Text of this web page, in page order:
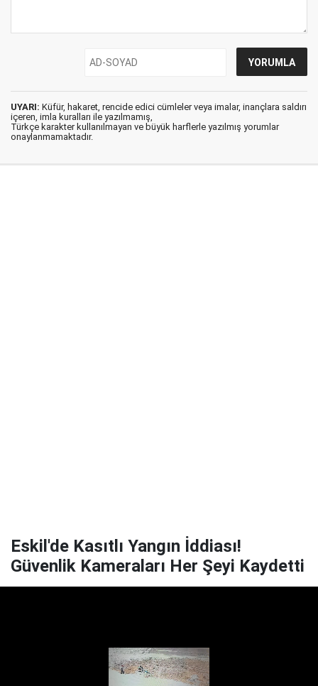
UYARI: Küfür, hakaret, rencide edici cümleler veya imalar, inançlara saldırı
içeren, imla kuralları ile yazılmamış,
Türkçe karakter kullanılmayan ve büyük harflerle yazılmış yorumlar
onaylanmamaktadır.
Eskil'de Kasıtlı Yangın İddiası!
Güvenlik Kameraları Her Şeyi Kaydetti